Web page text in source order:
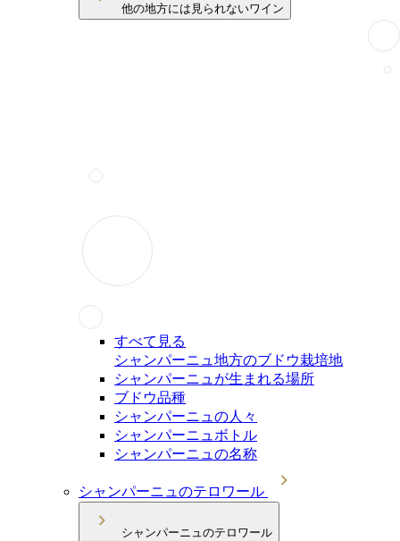
他の地方には見られないワイン
すべて見る
シャンパーニュ地方のブドウ栽培地
シャンパーニュが生まれる場所
ブドウ品種
シャンパーニュの人々
シャンパーニュボトル
シャンパーニュの名称
シャンパーニュのテロワール
シャンパーニュのテロワール